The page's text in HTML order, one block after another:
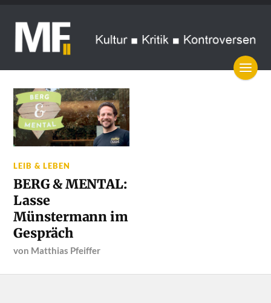
LEIB & LEBEN
BERG & MENTAL:
Lasse
Münstermann im
Gespräch
von Matthias Pfeiffer